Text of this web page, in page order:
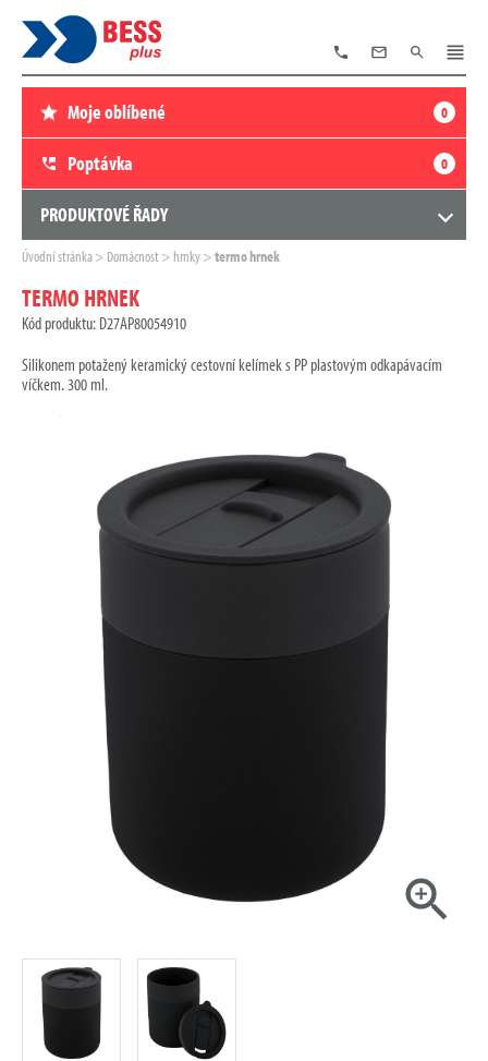
TELEFON
E-
MAIL
VYHLEDÁVÁNÍ
MENU
Moje oblíbené 0
Poptávka 0
PRODUKTOVÉ ŘADY
Zde
nacházíte:
Úvodní stránka Domácnost hrnky termo hrnek
TERMO HRNEK
Kód produktu: D27AP80054910
Silikonem potažený keramický cestovní kelímek s PP plastovým odkapávacím
víčkem. 300 ml.